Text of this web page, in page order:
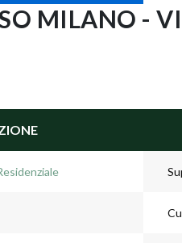
MILANO -